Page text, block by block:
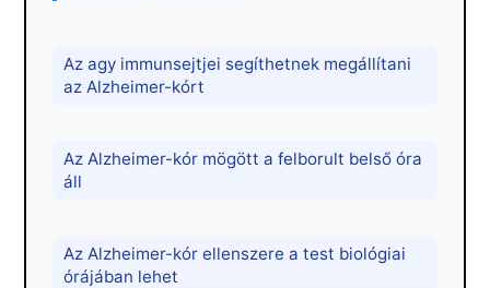
Az agy immunsejtjei segíthetnek megállítani
az Alzheimer-kórt
Az Alzheimer-kór mögött a felborult belső óra
áll
Az Alzheimer-kór ellenszere a test biológiai
órájában lehet